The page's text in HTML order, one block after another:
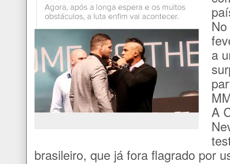
a
A
brasileiro, que já fora flagrado por